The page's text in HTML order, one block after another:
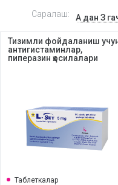
Саралаш: А дан З
Тизимли фойдаланиш
антигистаминлар,
пиперазин ҳосилалари
Таблеткалар